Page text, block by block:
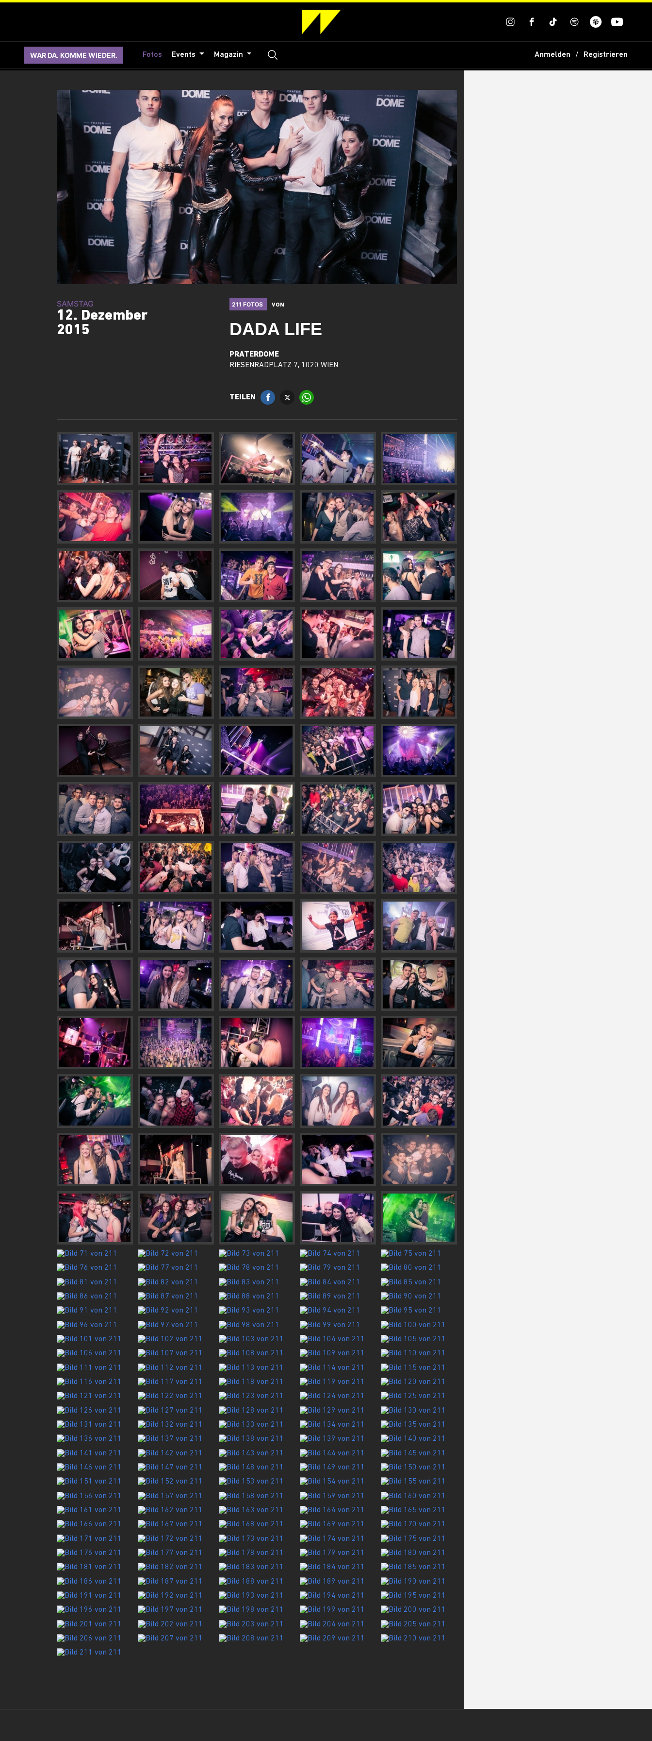
WAR DA. KOMME WIEDER. Fotos Events Magazin Anmelden Registrieren
SAMSTAG
12. Dezember
2015
211 FOTOS VON
DADA LIFE
PRATERDOME
RIESENRADPLATZ 7, 1020 WIEN
TEILEN